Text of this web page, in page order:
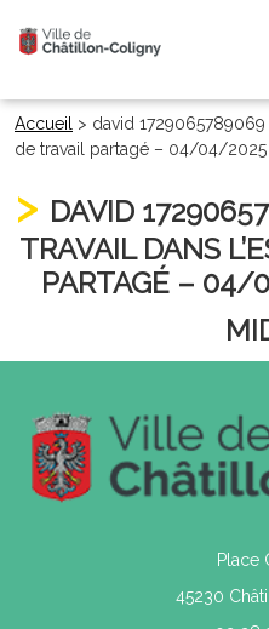
Accueil > david
de travail partagé – 04/04/
DAVID
TRAVAIL DANS
PARTAGÉ – 04/
Place
45230